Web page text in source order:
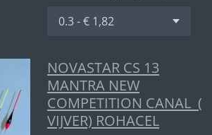
NOVASTAR CS 13
MANTRA NEW
COMPETITION CANAL (
VIJVER) ROHACEL